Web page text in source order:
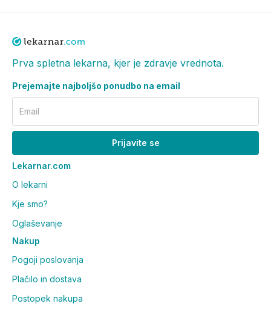
Prva spletna lekarna, kjer je zdravje vrednota.
Prejemajte najboljšo ponudbo na email
Email
Prijavite se
Lekarnar.com
O lekarni
Kje smo?
Oglaševanje
Nakup
Pogoji poslovanja
Plačilo in dostava
Postopek nakupa